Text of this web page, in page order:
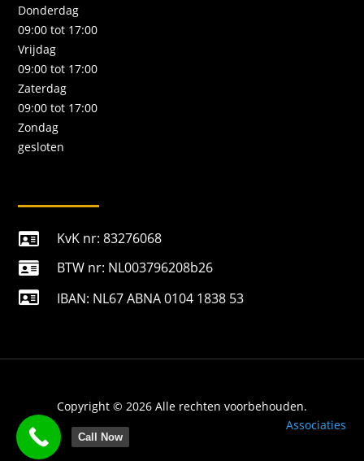
Donderdag
09:00 tot 17:00
Vrijdag
09:00 tot 17:00
Zaterdag
09:00 tot 17:00
Zondag
gesloten

KvK nr: 83276068

BTW nr: NL003796208b26

IBAN: NL67 ABNA 0104 1838 53
Copyright © 2026 Alle rechten voorbehouden.
Associaties
Call Now